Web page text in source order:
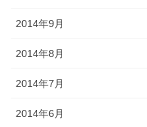
2014年9月
2014年8月
2014年7月
2014年6月